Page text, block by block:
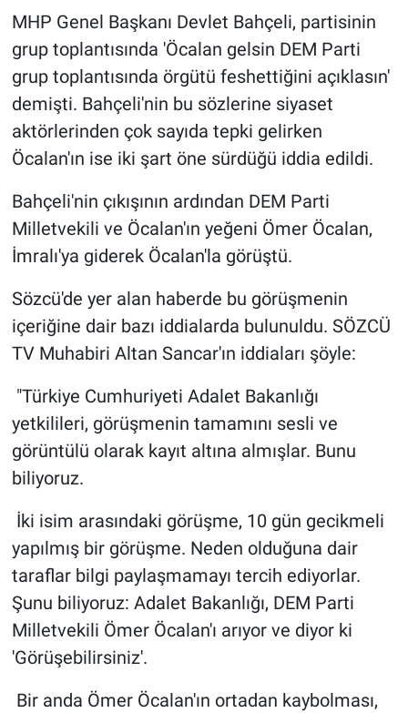
MHP Genel Başkanı Devlet Bahçeli, partisinin
grup toplantısında 'Öcalan gelsin DEM Parti
grup toplantısında örgütü feshettiğini açıklasın'
demişti. Bahçeli'nin bu sözlerine siyaset
aktörlerinden çok sayıda tepki gelirken
Öcalan'ın ise iki şart öne sürdüğü iddia edildi.
Bahçeli'nin çıkışının ardından DEM Parti
Milletvekili ve Öcalan'ın yeğeni Ömer Öcalan,
İmralı'ya giderek Öcalan'la görüştü.
Sözcü'de yer alan haberde bu görüşmenin
içeriğine dair bazı iddialarda bulunuldu. SÖZCÜ
TV Muhabiri Altan Sancar'ın iddiaları şöyle:
"Türkiye Cumhuriyeti Adalet Bakanlığı
yetkilileri, görüşmenin tamamını sesli ve
görüntülü olarak kayıt altına almışlar. Bunu
biliyoruz.
İki isim arasındaki görüşme, 10 gün gecikmeli
yapılmış bir görüşme. Neden olduğuna dair
taraflar bilgi paylaşmamayı tercih ediyorlar.
Şunu biliyoruz: Adalet Bakanlığı, DEM Parti
Milletvekili Ömer Öcalan'ı arıyor ve diyor ki
'Görüşebilirsiniz'.
Bir anda Ömer Öcalan'ın ortadan kaybolması,
Gündem Özel
Günün görüntüsü
Haber
Kimdir
Kültür Sanat
Nedir
Popüler
Sağlık
Spor
Teknoloji
Türkiye'nin Geleceği